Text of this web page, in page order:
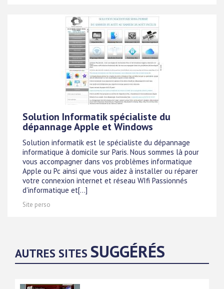
Solution Informatik spécialiste du
dépannage Apple et Windows
Solution informatik est le spécialiste du dépannage
informatique à domicile sur Paris. Nous sommes là pour
vous accompagner dans vos problèmes informatique
Apple ou Pc ainsi que vous aidez à installer ou réparer
votre connexion internet et réseau WIfi Passionnés
d'informatique et[...]
Site perso
AUTRES SITES SUGGÉRÉS